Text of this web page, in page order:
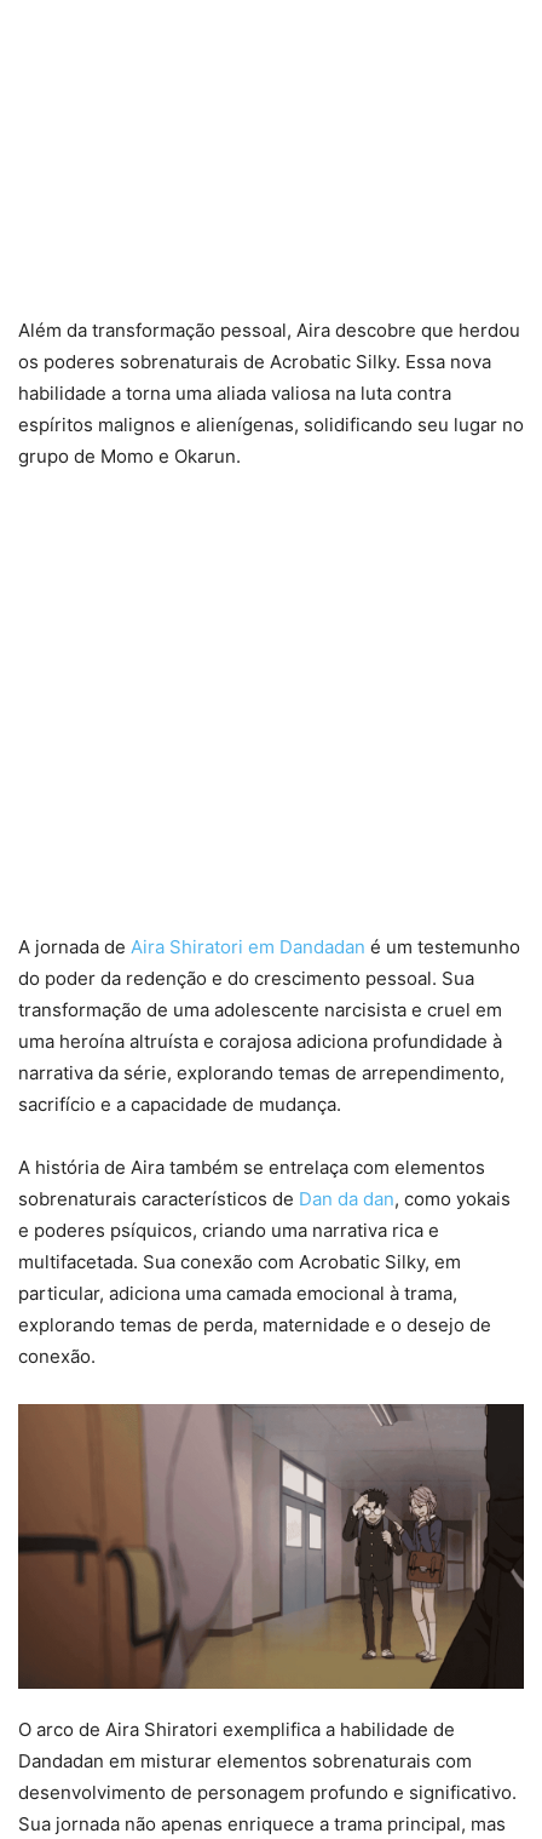
Além da transformação pessoal, Aira descobre que herdou
os poderes sobrenaturais de Acrobatic Silky. Essa nova
habilidade a torna uma aliada valiosa na luta contra
espíritos malignos e alienígenas, solidificando seu lugar no
grupo de Momo e Okarun.
A jornada de Aira Shiratori em Dandadan é um testemunho
do poder da redenção e do crescimento pessoal. Sua
transformação de uma adolescente narcisista e cruel em
uma heroína altruísta e corajosa adiciona profundidade à
narrativa da série, explorando temas de arrependimento,
sacrifício e a capacidade de mudança.
A história de Aira também se entrelaça com elementos
sobrenaturais característicos de Dan da dan, como yokais
e poderes psíquicos, criando uma narrativa rica e
multifacetada. Sua conexão com Acrobatic Silky, em
particular, adiciona uma camada emocional à trama,
explorando temas de perda, maternidade e o desejo de
conexão.
O arco de Aira Shiratori exemplifica a habilidade de
Dandadan em misturar elementos sobrenaturais com
desenvolvimento de personagem profundo e significativo.
Sua jornada não apenas enriquece a trama principal, mas